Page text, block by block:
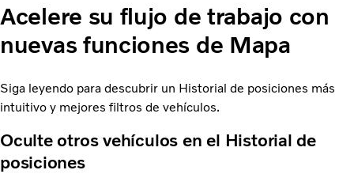
Acelere su flujo de trabajo con
nuevas funciones de Mapa
Siga leyendo para descubrir un Historial de posiciones más
intuitivo y mejores filtros de vehículos.
Oculte otros vehículos en el Historial de
posiciones